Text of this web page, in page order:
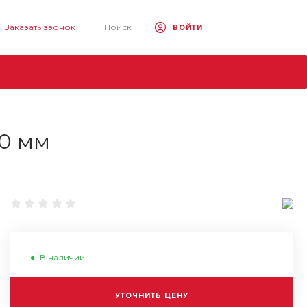
Заказать звонок Поиск ВОЙТИ
мм
В наличии
УТОЧНИТЬ ЦЕНУ